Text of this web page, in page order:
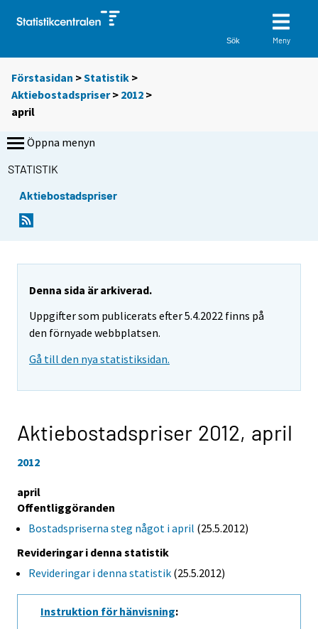
Sök Meny
Förstasidan >Statistik >
Aktiebostadspriser> 2012 >
april
Öppna menyn
STATISTIK
Aktiebostadspriser
Denna sida är arkiverad.
Uppgifter som publicerats efter 5.4.2022 finns på
den förnyade webbplatsen.
Gå till den nya statistiksidan.
Aktiebostadspriser 2012, april
2012
april
Offentliggöranden
Bostadspriserna steg något i april (25.5.2012)
Revideringar i denna statistik
Revideringar i denna statistik (25.5.2012)
Instruktion för hänvisning: